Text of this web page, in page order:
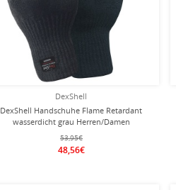
DexShell
DexShell Handschuhe Flame Retardant
wasserdicht grau Herren/Damen
53,95€
48,56€